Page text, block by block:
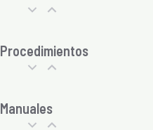
Procedimientos
Manuales